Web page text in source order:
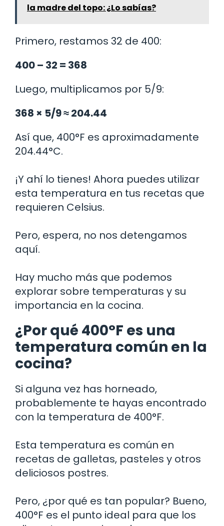
la madre del topo: ¿Lo sabías?
Primero, restamos 32 de 400:
400 – 32 = 368
Luego, multiplicamos por 5/9:
368 × 5/9 ≈ 204.44
Así que, 400°F es aproximadamente
204.44°C.
¡Y ahí lo tienes! Ahora puedes utilizar
esta temperatura en tus recetas que
requieren Celsius.
Pero, espera, no nos detengamos
aquí.
Hay mucho más que podemos
explorar sobre temperaturas y su
importancia en la cocina.
¿Por qué 400°F es una
temperatura común en la
cocina?
Si alguna vez has horneado,
probablemente te hayas encontrado
con la temperatura de 400°F.
Esta temperatura es común en
recetas de galletas, pasteles y otros
deliciosos postres.
Pero, ¿por qué es tan popular? Bueno,
400°F es el punto ideal para que los